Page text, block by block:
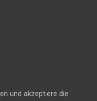
und akzeptiere die